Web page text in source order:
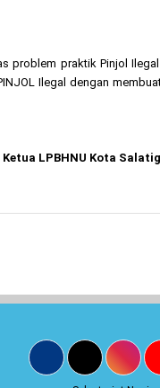
problem praktik Pinjol
Ilegal dengan
LPBHNU Kota